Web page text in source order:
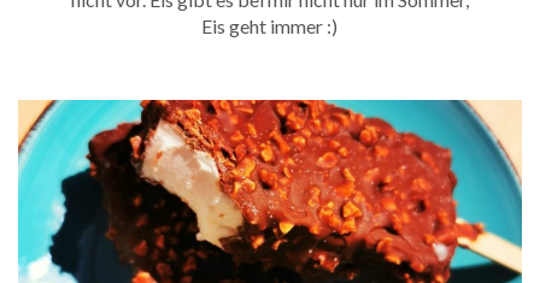
Eis geht immer :)